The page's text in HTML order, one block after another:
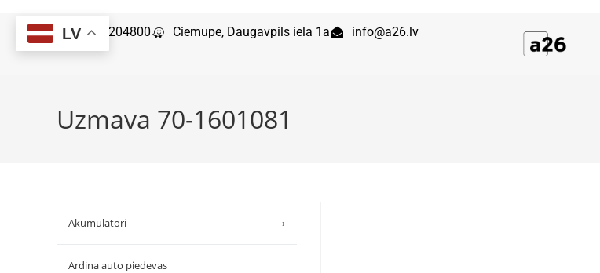
29204800 Ciemupe, Daugavpils iela 1a info@a26.lv
Uzmava 70-1601081
Akumulatori ›
Ardina auto piedevas
LV